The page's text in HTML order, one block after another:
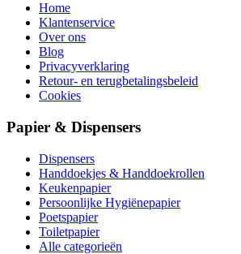
Home
Klantenservice
Over ons
Blog
Privacyverklaring
Retour- en terugbetalingsbeleid
Cookies
Papier & Dispensers
Dispensers
Handdoekjes & Handdoekrollen
Keukenpapier
Persoonlijke Hygiënepapier
Poetspapier
Toiletpapier
Alle categorieën